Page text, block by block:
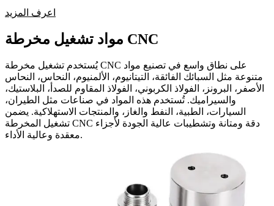
اعرف المزيد
مواد تشغيل مخرطة CNC
يُستخدم تشغيل مخرطة CNC على نطاق واسع في تصنيع مواد
متنوعة مثل السبائك الفائقة، التيتانيوم، الألمنيوم، النحاس، النحاس
الأصفر، البرونز، الفولاذ الكربوني، الفولاذ المقاوم للصدأ، البلاستيك،
والسيراميك. تُستخدم هذه المواد في صناعات مثل الطيران،
السيارات، الطبية، النفط والغاز، والمنتجات الاستهلاكية. يضمن
تشغيل المخرطة CNC دقة ومتانة وتشطيبات عالية الجودة لأجزاء
معقدة وعالية الأداء.